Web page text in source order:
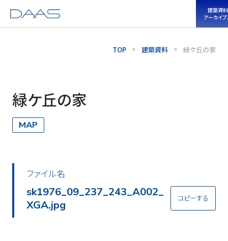
建築資料
アーカイ
TOP 建築資料 緑ケ丘の家
緑ケ丘の家
MAP
ファイル名
sk1976_09_237_243_A002_
XGA.jpg
コピーする